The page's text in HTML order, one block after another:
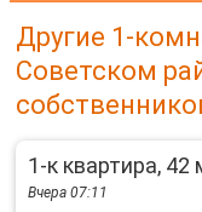
Другие 1-
Советском
1-к квартира, 42
Вчера 07:11